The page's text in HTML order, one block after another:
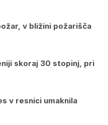
v bližini požarišča
skoraj 30 stopinj, pri
v resnici umaknila